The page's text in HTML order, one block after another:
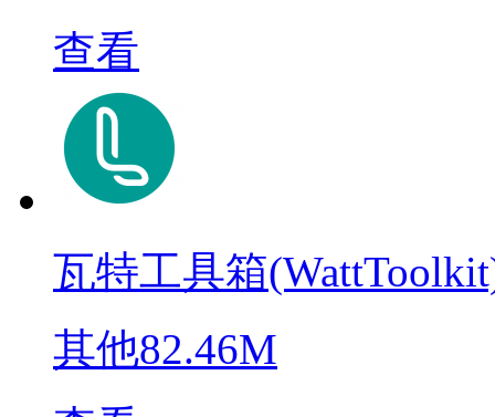
查看
瓦特工具箱
其他82.46M